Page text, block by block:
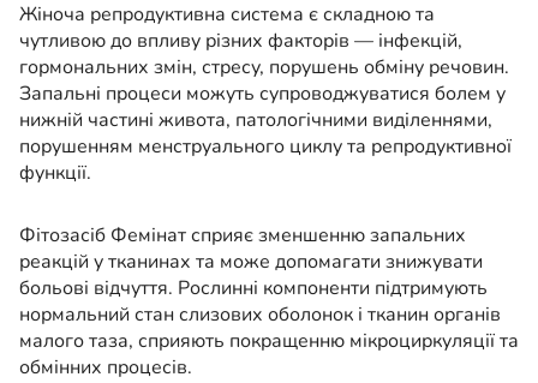
Жіноча репродуктивна система є складною та
чутливою до впливу різних факторів — інфекцій,
гормональних змін, стресу, порушень обміну речовин.
Запальні процеси можуть супроводжуватися болем у
нижній частині живота, патологічними виділеннями,
порушенням менструального циклу та репродуктивної
функції.
Фітозасіб Фемінат сприяє зменшенню запальних
реакцій у тканинах та може допомагати знижувати
больові відчуття. Рослинні компоненти підтримують
нормальний стан слизових оболонок і тканин органів
малого таза, сприяють покращенню мікроциркуляції та
обмінних процесів.